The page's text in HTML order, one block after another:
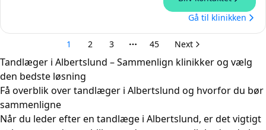
Tandlæger i Albertslund – Sammenlign klinikker og vælg
den bedste løsning
Få overblik over tandlæger i Albertslund og hvorfor du bør
sammenligne
Når du leder efter en tandlæge i Albertslund, er det vigtigt